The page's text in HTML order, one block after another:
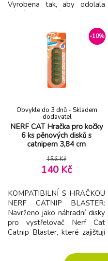
Vyrobena tak, aby odolala
na samostatnou nebo
interaktivní hru. - Povrch ve
stylu pneumatiky usnadňuje
úchop. Údržba a bezpečnost:
- Myjte pouze ručně.
Upozornění: Dopo
-10%
NERF CAT Hračka pro kočky
6 ks pěnových disků s
catnipem 3,84 cm
Obvykle do 3 dnů - Skladem
dodavatel
156 Kč
140 Kč
KOMPATIBILNÍ S HRAČKOU
NERF CATNIP BLASTER:
Navrženo jako náhradní disky
pro vystřelovač Nerf Cat
Catnip Blaster, které zajišťují
kočku. Každý disk je napuštěn